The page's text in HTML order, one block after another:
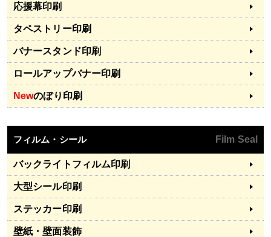
応援幕印刷
タペストリー印刷
バナースタンド印刷
ロールアップバナー印刷
Newのぼり印刷
フィルム・シール Film Seal
バックライトフィルム印刷
大型シール印刷
ステッカー印刷
壁紙・壁面装飾